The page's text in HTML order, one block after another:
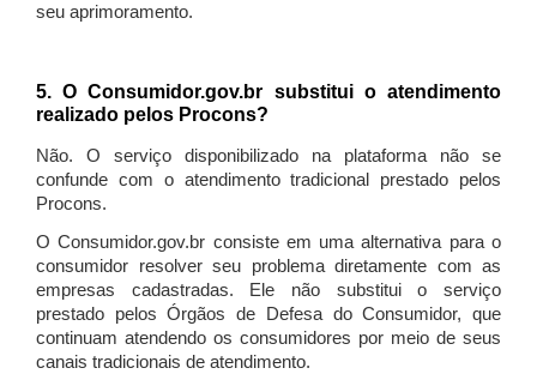
seu aprimoramento.
5. O Consumidor.gov.br substitui o atendimento
realizado pelos Procons?
Não. O serviço disponibilizado na plataforma não se
confunde com o atendimento tradicional prestado pelos
Procons.
O Consumidor.gov.br consiste em uma alternativa para o
consumidor resolver seu problema diretamente com as
empresas cadastradas. Ele não substitui o serviço
prestado pelos Órgãos de Defesa do Consumidor, que
continuam atendendo os consumidores por meio de seus
canais tradicionais de atendimento.